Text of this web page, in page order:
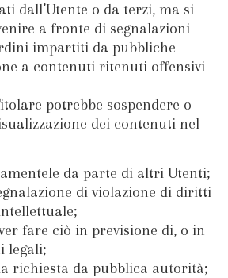
dall’Utente o da terzi, ma si
a fronte di segnalazioni
impartiti da pubbliche
a contenuti ritenuti offensivi
potrebbe sospendere o
dei contenuti nel
da parte di altri Utenti;
di violazione di diritti
fare ciò in previsione di, o in
legali;
richiesta da pubblica autorità;